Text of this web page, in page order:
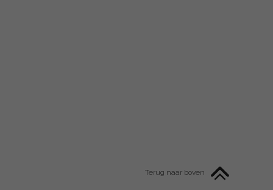
Terug naar boven